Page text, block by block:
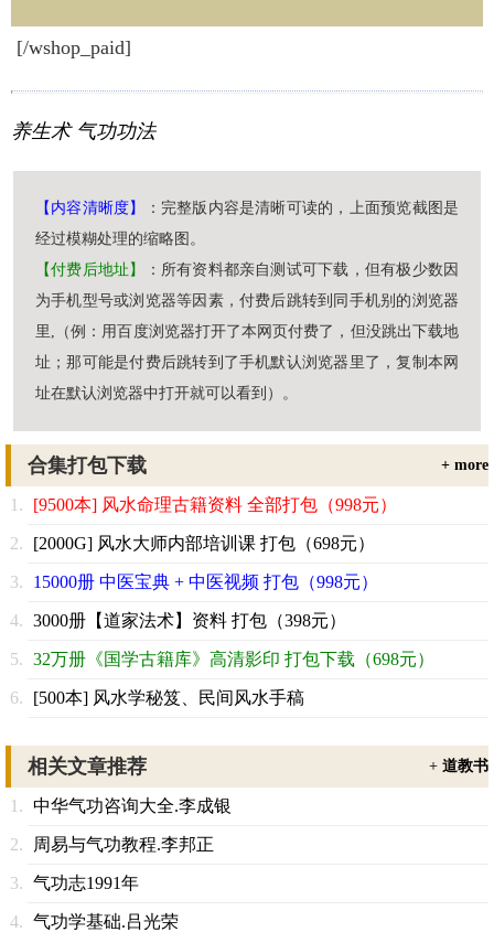
[/wshop_paid]
养生术 气功功法
【内容清晰度】
：完整版内容是清晰可读的，上面预览截图是
经过模糊处理的缩略图。
【付费后地址】
：所有资料都亲自测试可下载，但有极少数因
为手机型号或浏览器等因素，付费后跳转到同手机别的浏览器
里,（例：用百度浏览器打开了本网页付费了，但没跳出下载地
址；那可能是付费后跳转到了手机默认浏览器里了，复制本网
址在默认浏览器中打开就可以看到）。
合集打包下载 + more
[9500本] 风水命理古籍资料 全部打包（998元）
[2000G] 风水大师内部培训课 打包（698元）
15000册 中医宝典 + 中医视频 打包（998元）
3000册【道家法术】资料 打包（398元）
32万册《国学古籍库》高清影印 打包下载（698元）
[500本] 风水学秘笈、民间风水手稿
相关文章推荐 + 道教书
中华气功咨询大全.李成银
周易与气功教程.李邦正
气功志1991年
气功学基础.吕光荣